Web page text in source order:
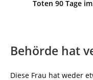
Toten 90 Tage
Behörde hat
Diese Frau hat weder